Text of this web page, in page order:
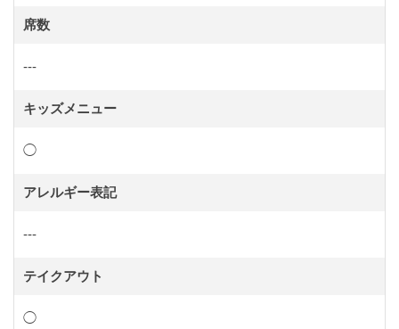
席数
---
キッズメニュー
◯
アレルギー表記
---
テイクアウト
◯